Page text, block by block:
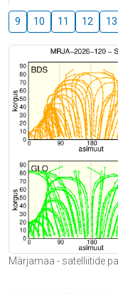
9 10 11 12 13
Märjamaa - satelliitide